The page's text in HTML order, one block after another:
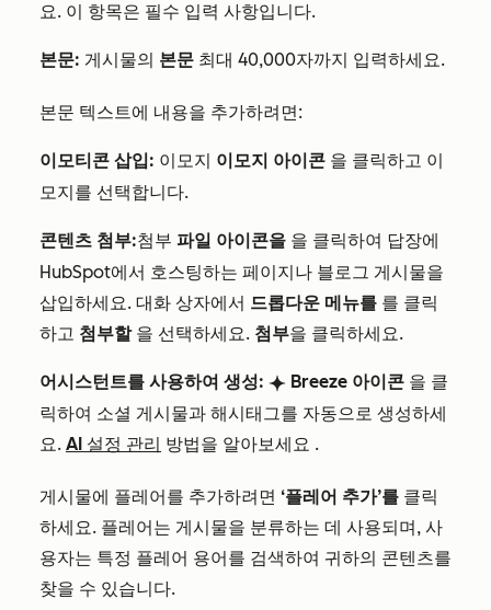
요. 이 항목은 필수 입력 사항입니다.
본문: 게시물의 본문 최대 40,000자까지 입력하세요.
본문 텍스트에 내용을 추가하려면:
이모티콘 삽입: 이모지 이모지 아이콘 을 클릭하고 이
모지를 선택합니다.
콘텐츠 첨부:첨부 파일 아이콘을 을 클릭하여 답장에
HubSpot에서 호스팅하는 페이지나 블로그 게시물을
삽입하세요. 대화 상자에서 드롭다운 메뉴를 를 클릭
하고 첨부할을 선택하세요. 첨부을 클릭하세요.
어시스턴트를 사용하여 생성: breezeSingleStart Breeze 아이콘 을 클
릭하여 소셜 게시물과 해시태그를 자동으로 생성하세
요. AI 설정 관리 방법을 알아보세요 .
게시물에 플레어를 추가하려면 ‘플레어 추가’를 클릭
하세요. 플레어는 게시물을 분류하는 데 사용되며, 사
용자는 특정 플레어 용어를 검색하여 귀하의 콘텐츠를
찾을 수 있습니다.